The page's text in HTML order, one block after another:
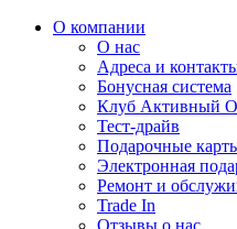
О компании
О нас
Адреса и
Бонусная система
Клуб Активный
Тест-драйв
Подарочные
Электронная
Ремонт и
Trade In
Отзывы о нас